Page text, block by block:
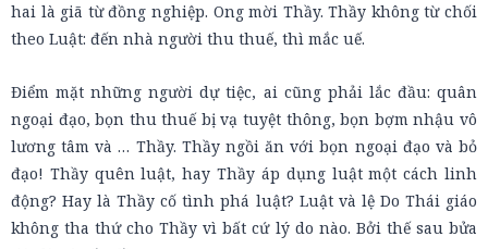
hai là giã từ đồng nghiệp. Ong mời Thầy. Thầy không từ chối
theo Luật: đến nhà người thu thuế, thì mắc uế.
Điểm mặt những người dự tiệc, ai cũng phải lắc đầu: quân
ngoại đạo, bọn thu thuế bị vạ tuyệt thông, bọn bợm nhậu vô
lương tâm và … Thầy. Thầy ngồi ăn với bọn ngoại đạo và bỏ
đạo! Thầy quên luật, hay Thầy áp dụng luật một cách linh
động? Hay là Thầy cố tình phá luật? Luật và lệ Do Thái giáo
không tha thứ cho Thầy vì bất cứ lý do nào. Bởi thế sau bửa